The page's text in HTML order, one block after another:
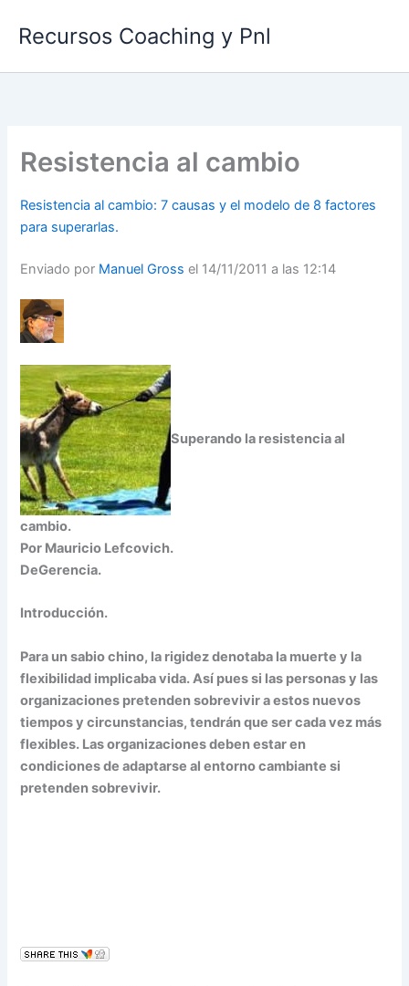
Recursos Coaching y Pnl
Resistencia al cambio
Resistencia al cambio: 7 causas y el modelo de 8 factores
para superarlas.
Enviado por Manuel Gross el 14/11/2011 a las 12:14
Superando la resistencia al
cambio.
Por Mauricio Lefcovich.
DeGerencia.
Introducción.
Para un sabio chino, la rigidez denotaba la muerte y la
flexibilidad implicaba vida. Así pues si las personas y las
organizaciones pretenden sobrevivir a estos nuevos
tiempos y circunstancias, tendrán que ser cada vez más
flexibles. Las organizaciones deben estar en
condiciones de adaptarse al entorno cambiante si
pretenden sobrevivir.